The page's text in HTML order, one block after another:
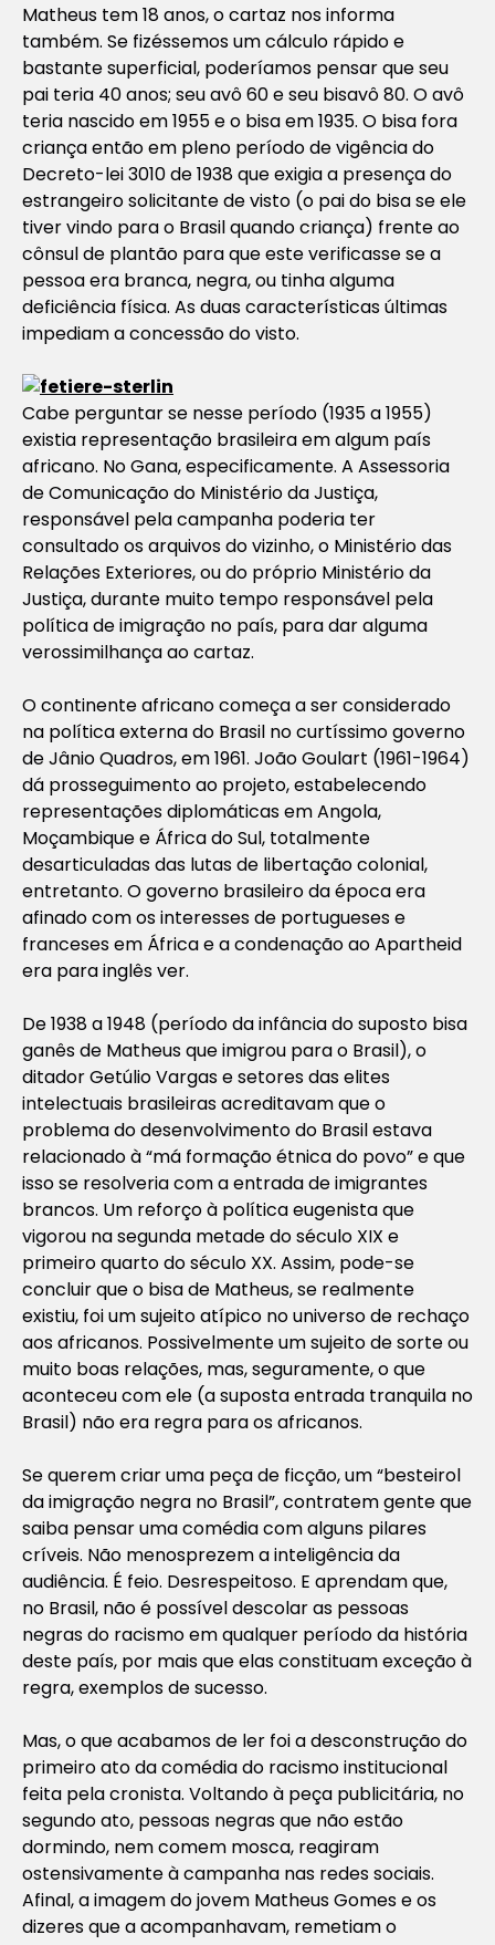
Matheus tem 18 anos, o cartaz nos informa
também. Se fizéssemos um cálculo rápido e
bastante superficial, poderíamos pensar que seu
pai teria 40 anos; seu avô 60 e seu bisavô 80. O avô
teria nascido em 1955 e o bisa em 1935. O bisa fora
criança então em pleno período de vigência do
Decreto-lei 3010 de 1938 que exigia a presença do
estrangeiro solicitante de visto (o pai do bisa se ele
tiver vindo para o Brasil quando criança) frente ao
cônsul de plantão para que este verificasse se a
pessoa era branca, negra, ou tinha alguma
deficiência física. As duas características últimas
impediam a concessão do visto.
Cabe perguntar se nesse período (1935 a 1955)
existia representação brasileira em algum país
africano. No Gana, especificamente. A Assessoria
de Comunicação do Ministério da Justiça,
responsável pela campanha poderia ter
consultado os arquivos do vizinho, o Ministério das
Relações Exteriores, ou do próprio Ministério da
Justiça, durante muito tempo responsável pela
política de imigração no país, para dar alguma
verossimilhança ao cartaz.
O continente africano começa a ser considerado
na política externa do Brasil no curtíssimo governo
de Jânio Quadros, em 1961. João Goulart (1961-1964)
dá prosseguimento ao projeto, estabelecendo
representações diplomáticas em Angola,
Moçambique e África do Sul, totalmente
desarticuladas das lutas de libertação colonial,
entretanto. O governo brasileiro da época era
afinado com os interesses de portugueses e
franceses em África e a condenação ao Apartheid
era para inglês ver.
De 1938 a 1948 (período da infância do suposto bisa
ganês de Matheus que imigrou para o Brasil), o
ditador Getúlio Vargas e setores das elites
intelectuais brasileiras acreditavam que o
problema do desenvolvimento do Brasil estava
relacionado à “má formação étnica do povo” e que
isso se resolveria com a entrada de imigrantes
brancos. Um reforço à política eugenista que
vigorou na segunda metade do século XIX e
primeiro quarto do século XX. Assim, pode-se
concluir que o bisa de Matheus, se realmente
existiu, foi um sujeito atípico no universo de rechaço
aos africanos. Possivelmente um sujeito de sorte ou
muito boas relações, mas, seguramente, o que
aconteceu com ele (a suposta entrada tranquila no
Brasil) não era regra para os africanos.
Se querem criar uma peça de ficção, um “besteirol
da imigração negra no Brasil”, contratem gente que
saiba pensar uma comédia com alguns pilares
críveis. Não menosprezem a inteligência da
audiência. É feio. Desrespeitoso. E aprendam que,
no Brasil, não é possível descolar as pessoas
negras do racismo em qualquer período da história
deste país, por mais que elas constituam exceção à
regra, exemplos de sucesso.
Mas, o que acabamos de ler foi a desconstrução do
primeiro ato da comédia do racismo institucional
feita pela cronista. Voltando à peça publicitária, no
segundo ato, pessoas negras que não estão
dormindo, nem comem mosca, reagiram
ostensivamente à campanha nas redes sociais.
Afinal, a imagem do jovem Matheus Gomes e os
dizeres que a acompanhavam, remetiam o